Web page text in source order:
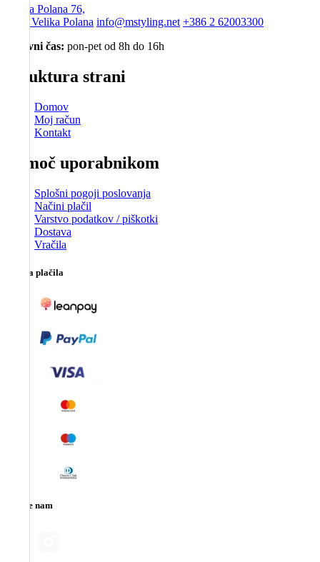
Velika Polana 76,
9225 Velika Polana info@mstyling.net +386 2 62003300
Delovni čas: pon-pet od 8h do 16h
Struktura strani
Domov
Moj račun
Kontakt
Pomoč uporabnikom
Splošni pogoji poslovanja
Načini plačil
Varstvo podatkov / piškotki
Dostava
Vračila
Možna plačila
Sledite nam